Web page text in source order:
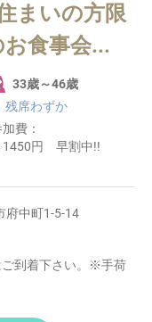
まいの方限
食事会...
33歳～46歳
残席わずか
費：
1450円 早割中!!
中町1-5-14
到着下さい。※手荷